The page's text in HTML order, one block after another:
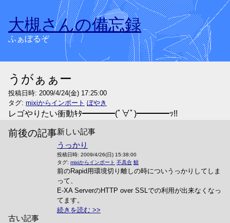
大槻さんの備忘録
ふぁぼるぞ
うがぁぁー
投稿日時: 2009/4/24(金) 17:25:00
タグ: mixiからインポート ぼやき
レゴやりたい衝動ｷﾀ━━━━(ﾟ∀ﾟ)━━━━ｯ!!
前後の記事新しい記事
うっかり
投稿日時: 2009/4/26(日) 15:38:00
タグ: mixiからインポート 不具合 鯖
前のRapid用環境切り離しの時についうっかりしてしま
って、
E-XA ServerのHTTP over SSLでの利用が出来なくなっ
てます。
続きを読む
古い記事